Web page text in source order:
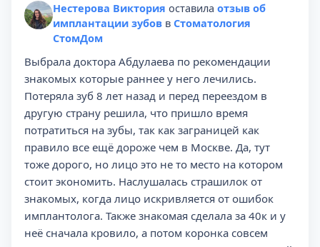
Нестерова Виктория оставила отзыв об
имплантации зубов в Стоматология
СтомДом
Выбрала доктора Абдулаева по рекомендации
знакомых которые раннее у него лечились.
Потеряла зуб 8 лет назад и перед переездом в
другую страну решила, что пришло время
потратиться на зубы, так как заграницей как
правило все ещё дороже чем в Москве. Да, тут
тоже дорого, но лицо это не то место на котором
стоит экономить. Наслушалась страшилок от
знакомых, когда лицо искривляется от ошибок
имплантолога. Также знакомая сделала за 40к и у
неё сначала кровило, а потом коронка совсем